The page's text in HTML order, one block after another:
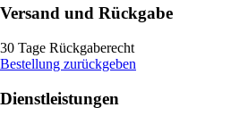
Versand und Rückgabe
30 Tage Rückgaberecht
Bestellung zurückgeben
Dienstleistungen